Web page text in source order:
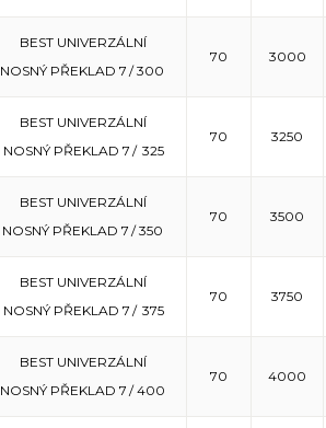
BEST UNIVERZÁLNÍ
NOSNÝ PŘEKLAD 7 / 300
70 3000
BEST UNIVERZÁLNÍ
NOSNÝ PŘEKLAD 7 / 325
70 3250
BEST UNIVERZÁLNÍ
NOSNÝ PŘEKLAD 7 / 350
70 3500
BEST UNIVERZÁLNÍ
NOSNÝ PŘEKLAD 7 / 375
70 3750
BEST UNIVERZÁLNÍ
NOSNÝ PŘEKLAD 7 / 400
70 4000